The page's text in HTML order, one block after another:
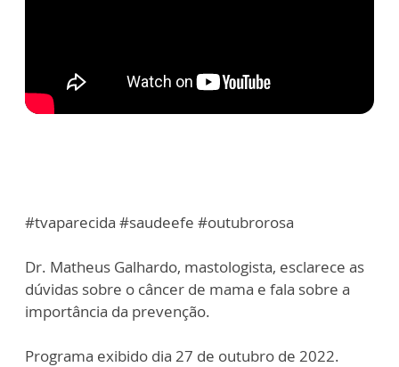
#tvaparecida #saudeefe #outubrorosa
Dr. Matheus Galhardo, mastologista, esclarece as
dúvidas sobre o câncer de mama e fala sobre a
importância da prevenção.
Programa exibido dia 27 de outubro de 2022.